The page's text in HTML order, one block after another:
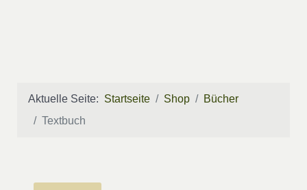
Aktuelle Seite: Startseite Shop
Bücher
Textbuch